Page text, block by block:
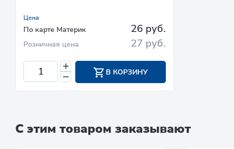
Цена
По карте Материк 26 руб.
Розничная цена 27 руб.
В КОРЗИНУ
С этим товаром заказывают